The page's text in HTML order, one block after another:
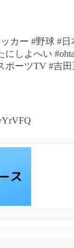
ッカー #野球
にしよへい
ーツTV #吉